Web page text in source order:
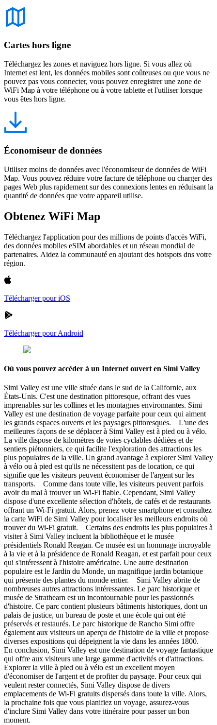
Cartes hors ligne
Téléchargez les zones et naviguez hors ligne. Si vous allez où
Internet est lent, les données mobiles sont coûteuses ou que vous ne
pouvez pas vous connecter, vous pouvez enregistrer une zone de
WiFi Map à votre téléphone ou à votre tablette et l'utiliser lorsque
vous êtes hors ligne.
Économiseur de données
Utilisez moins de données avec l'économiseur de données de WiFi
Map. Vous pouvez réduire votre facture de téléphone ou charger des
pages Web plus rapidement sur des connexions lentes en réduisant la
quantité de données que votre appareil utilise.
Obtenez WiFi Map
Téléchargez l'application pour des millions de points d'accès WiFi,
des données mobiles eSIM abordables et un réseau mondial de
partenaires. Aidez la communauté en ajoutant des hotspots dns votre
région.
Télécharger pour iOS
Télécharger pour Android
Où vous pouvez accéder à un Internet ouvert en Simi Valley
Simi Valley est une ville située dans le sud de la Californie, aux
États-Unis. C'est une destination pittoresque, offrant des vues
imprenables sur les collines et les montagnes environnantes. Simi
Valley est une destination de voyage parfaite pour ceux qui aiment
les grands espaces ouverts et les paysages pittoresques. L'une des
meilleures façons de se déplacer à Simi Valley est à pied ou à vélo.
La ville dispose de kilomètres de voies cyclables dédiées et de
sentiers piétonniers, ce qui facilite l'exploration des attractions les
plus populaires de la ville. Un grand avantage à explorer Simi Valley
à vélo ou à pied est qu'ils ne nécessitent pas de location, ce qui
signifie que les visiteurs peuvent économiser de l'argent sur les
transports. Comme dans toute ville, les visiteurs peuvent parfois
avoir du mal à trouver un Wi-Fi fiable. Cependant, Simi Valley
dispose d'une excellente sélection d'hôtels, de cafés et de restaurants
offrant un Wi-Fi gratuit. Alors, prenez votre smartphone et consultez
la carte WiFi de Simi Valley pour localiser les meilleurs endroits où
trouver du Wi-Fi gratuit. Certains des endroits les plus populaires à
visiter à Simi Valley incluent la bibliothèque et le musée
présidentiels Ronald Reagan. Ce musée est un hommage incroyable
à la vie et à la présidence de Ronald Reagan, et est parfait pour ceux
qui s'intéressent à l'histoire américaine. Une autre destination
populaire est le Jardin du Monde, un magnifique jardin botanique
qui présente des plantes du monde entier. Simi Valley abrite de
nombreuses autres attractions intéressantes. Le parc historique et
musée de Strathearn est un incontournable pour les passionnés
d'histoire. Ce parc contient plusieurs bâtiments historiques, dont un
palais de justice, un bureau de poste et une école qui ont été
préservés et restaurés. Le parc historique de Rancho Simi offre
également aux visiteurs un aperçu de l'histoire de la ville et propose
diverses expositions qui dépeignent la vie dans les années 1800.
En conclusion, Simi Valley est une destination de voyage fantastique
qui offre aux visiteurs une large gamme d'activités et d'attractions.
Explorer la ville à pied ou à vélo est un excellent moyen
d'économiser de l'argent et de profiter du paysage. Pour ceux qui
veulent rester connectés, Simi Valley dispose de divers
emplacements de Wi-Fi gratuits dispersés dans toute la ville. Alors,
la prochaine fois que vous planifiez un voyage, assurez-vous
d'inclure Simi Valley dans votre itinéraire pour passer un bon
moment.